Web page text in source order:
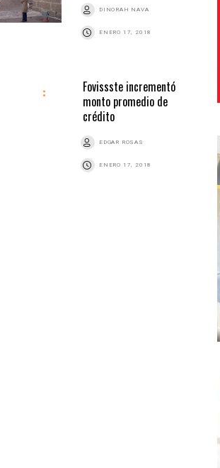
DINORAH NAVA
ENERO 17, 2018
Fovissste incrementó
monto promedio de
crédito
EDGAR ROSAS
ENERO 17, 2018